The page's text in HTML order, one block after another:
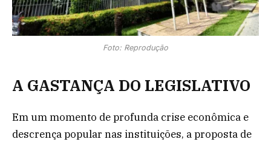
Foto: Reprodução
A GASTANÇA DO LEGISLATIVO
Em um momento de profunda crise econômica e
descrença popular nas instituições, a proposta de